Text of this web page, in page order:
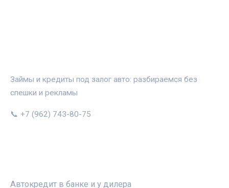
Займы и кредиты под залог авто: разбираемся без
спешки и рекламы
📞 +7 (962) 743-80-75
Автокредит в банке и у дилера